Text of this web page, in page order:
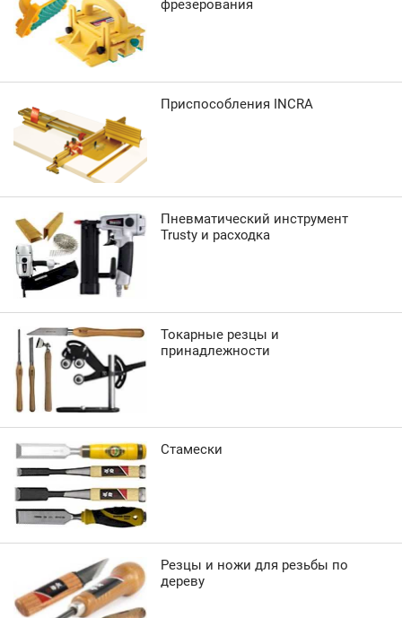
фрезерования
Приспособления INCRA
Пневматический инструмент
Trusty и расходка
Токарные резцы и
принадлежности
Стамески
Резцы и ножи для резьбы по
дереву